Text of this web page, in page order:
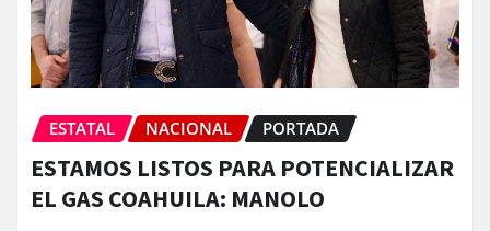
ESTATAL NACIONAL PORTADA
ESTAMOS LISTOS PARA POTENCIALIZAR
EL GAS COAHUILA: MANOLO